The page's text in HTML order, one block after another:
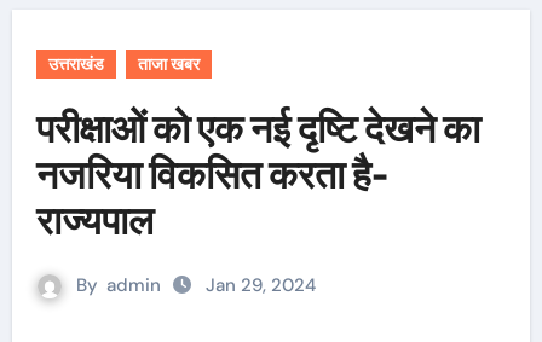
उत्तराखंड ताजा खबर
परीक्षाओं को एक नई दृष्टि देखने का
नजरिया विकसित करता है-
राज्यपाल
By admin Jan 29, 2024